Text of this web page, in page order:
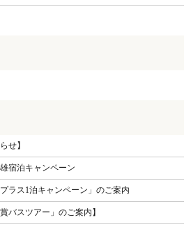
せ】
宿泊キャンペーン
ラス1泊キャンペーン」のご案内
バスツアー」のご案内】